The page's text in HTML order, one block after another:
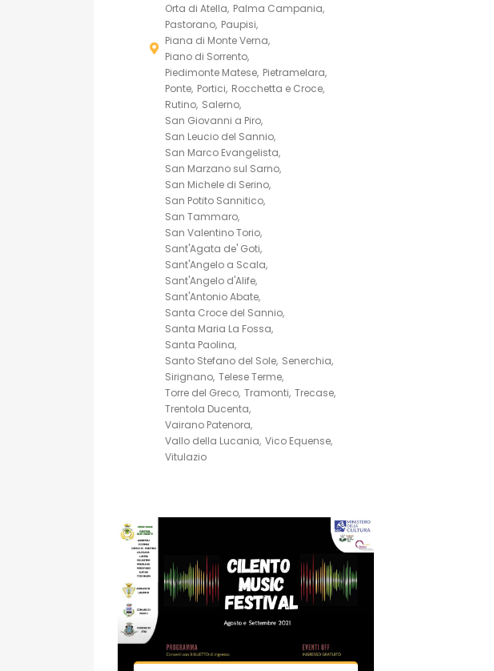
Orta di Atella Palma Campania
Pastorano Paupisi
Piana di Monte Verna
Piano di Sorrento
Piedimonte Matese Pietramelara
Ponte Portici Rocchetta e Croce
Rutino Salerno
San Giovanni a Piro
San Leucio del Sannio
San Marco Evangelista
San Marzano sul Sarno
San Michele di Serino
San Potito Sannitico
San Tammaro
San Valentino Torio
Sant'Agata de' Goti
Sant'Angelo a Scala
Sant'Angelo d'Alife
Sant'Antonio Abate
Santa Croce del Sannio
Santa Maria La Fossa
Santa Paolina
Santo Stefano del Sole Senerchia
Sirignano Telese Terme
Torre del Greco Tramonti Trecase
Trentola Ducenta
Vairano Patenora
Vallo della Lucania Vico Equense
Vitulazio